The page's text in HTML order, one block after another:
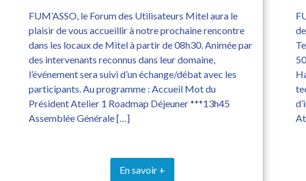
FUM’ASSO, le Forum des Utilisateurs Mitel aura le
plaisir de vous accueillir à notre prochaine rencontre
dans les locaux de Mitel à partir de 08h30. Animée par
des intervenants reconnus dans leur domaine,
l’événement sera suivi d’un échange/débat avec les
participants. Au programme : Accueil Mot du
Président Atelier 1 Roadmap Déjeuner ***13h45
Assemblée Générale […]
En savoir +